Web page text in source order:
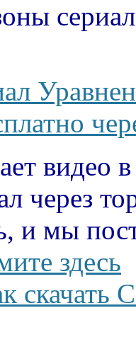
видео
через
и мы
здесь
скачать